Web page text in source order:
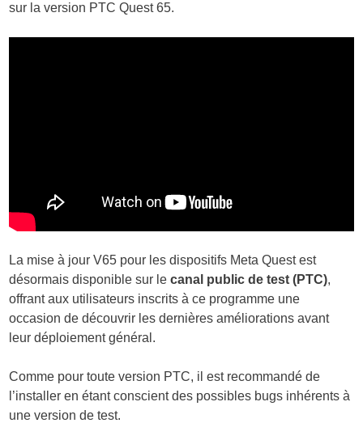
sur la version PTC Quest 65.
La mise à jour V65 pour les dispositifs Meta Quest est
désormais disponible sur lecanal public de test (PTC),
offrant aux utilisateurs inscrits à ce programme une
occasion de découvrir les dernières améliorations avant
leur déploiement général.
Comme pour toute version PTC, il est recommandé de
l’installer en étant conscient des possibles bugs inhérents à
une version de test.